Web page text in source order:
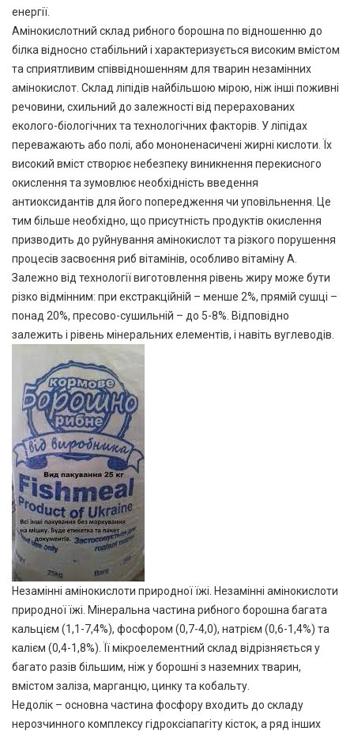
енергії.
Амінокислотний склад рибного борошна по відношенню до
білка відносно стабільний і характеризується високим вмістом
та сприятливим співвідношенням для тварин незамінних
амінокислот. Склад ліпідів найбільшою мірою, ніж інші поживні
речовини, схильний до залежності від перерахованих
еколого-біологічних та технологічних факторів. У ліпідах
переважають або полі, або мононенасичені жирні кислоти. Їх
високий вміст створює небезпеку виникнення перекисного
окислення та зумовлює необхідність введення
антиоксидантів для його попередження чи уповільнення. Це
тим більше необхідно, що присутність продуктів окислення
призводить до руйнування амінокислот та різкого порушення
процесів засвоєння риб вітамінів, особливо вітаміну А.
Залежно від технології виготовлення рівень жиру може бути
різко відмінним: при екстракційній – менше 2%, прямій сушці –
понад 20%, пресово-сушильній – до 5-8%. Відповідно
залежить і рівень мінеральних елементів, і навіть вуглеводів.
Незамінні амінокислоти природної їжі. Незамінні амінокислоти
природної їжі. Мінеральна частина рибного борошна багата
кальцієм (1,1-7,4%), фосфором (0,7-4,0), натрієм (0,6-1,4%) та
калієм (0,4-1,8%). Її мікроелементний склад відрізняється у
багато разів більшим, ніж у борошні з наземних тварин,
вмістом заліза, марганцю, цинку та кобальту.
Недолік – основна частина фосфору входить до складу
нерозчинного комплексу гідроксіапагіту кісток, а ряд інших